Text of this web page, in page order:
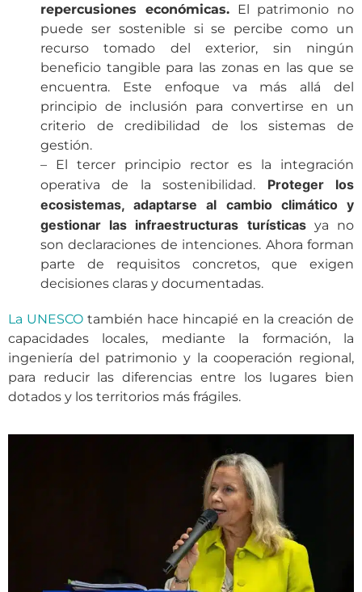
repercusiones económicas.El patrimonio no
puede ser sostenible si se percibe como un
recurso tomado del exterior, sin ningún
beneficio tangible para las zonas en las que se
encuentra. Este enfoque va más allá del
principio de inclusión para convertirse en un
criterio de credibilidad de los sistemas de
gestión.
– El tercer principio rector es la integración
operativa de la sostenibilidad. Proteger los
ecosistemas, adaptarse al cambio climático y
gestionar las infraestructuras turísticasya no
son declaraciones de intenciones. Ahora forman
parte de requisitos concretos, que exigen
decisiones claras y documentadas.
La UNESCO también hace hincapié en la creación de
capacidades locales, mediante la formación, la
ingeniería del patrimonio y la cooperación regional,
para reducir las diferencias entre los lugares bien
dotados y los territorios más frágiles.